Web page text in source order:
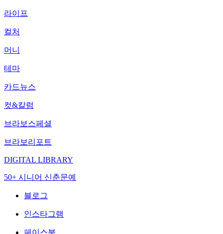
라이프
컬처
머니
테마
카드뉴스
컷&칼럼
브라보스페셜
브라보리포트
DIGITAL LIBRARY
50+ 시니어 신춘문예
블로그
인스타그램